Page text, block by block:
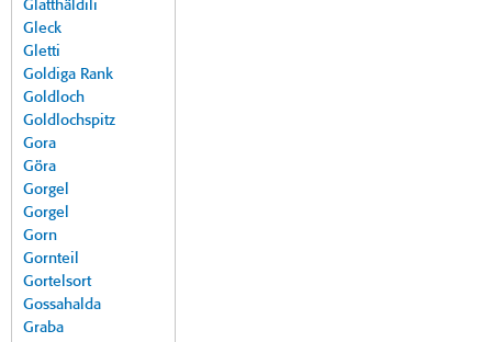
Glatthäldili
Gleck
Gletti
Goldiga Rank
Goldloch
Goldlochspitz
Gora
Göra
Gorgel
Gorgel
Gorn
Gornteil
Gortelsort
Gossahalda
Graba